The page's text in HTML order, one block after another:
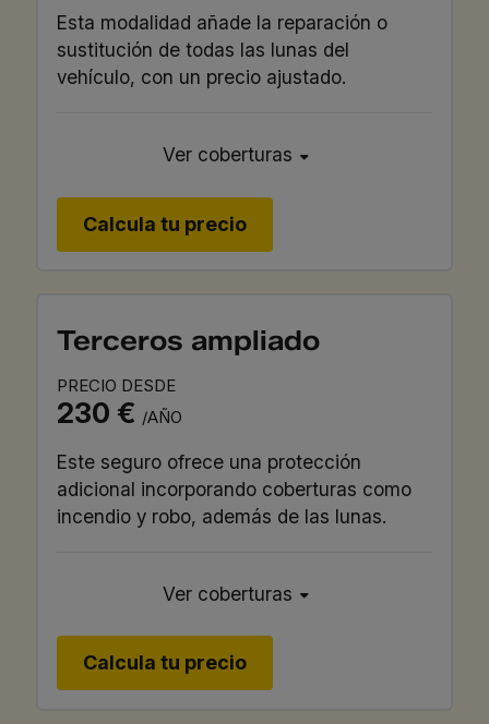
Esta modalidad añade la reparación o
sustitución de todas las lunas del
vehículo, con un precio ajustado.
Ver coberturas
Calcula tu precio
Terceros ampliado
PRECIO DESDE
230 € /AÑO
Este seguro ofrece una protección
adicional incorporando coberturas como
incendio y robo, además de las lunas.
Ver coberturas
Calcula tu precio